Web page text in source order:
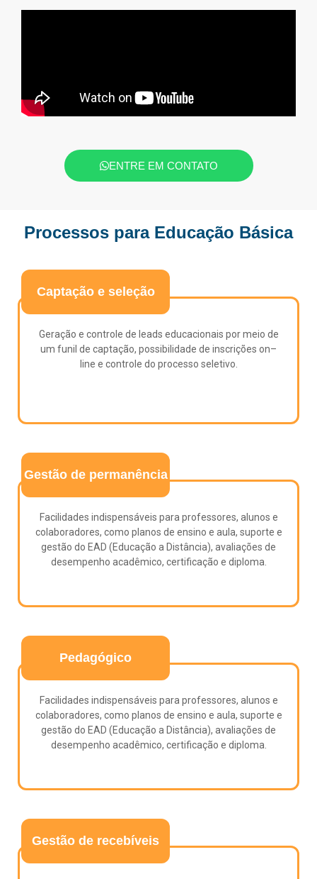
ENTRE EM CONTATO
Processos para Educação Básica
Captação e seleção
Geração e controle de leads educacionais por meio de
um funil de captação, possibilidade de inscrições on–
line e controle do processo seletivo.
Gestão de permanência
Facilidades indispensáveis para professores, alunos e
colaboradores, como planos de ensino e aula, suporte e
gestão do EAD (Educação a Distância), avaliações de
desempenho acadêmico, certificação e diploma.
Pedagógico
Facilidades indispensáveis para professores, alunos e
colaboradores, como planos de ensino e aula, suporte e
gestão do EAD (Educação a Distância), avaliações de
desempenho acadêmico, certificação e diploma.
Gestão de recebíveis